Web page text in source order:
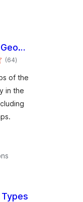
(64total
ratings
)
of the
in the
Types